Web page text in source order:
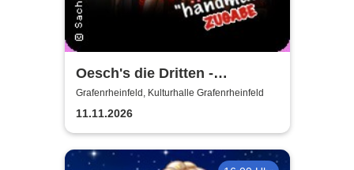
Oesch's die Dritten -
Händmade Tour 2025
Grafenrheinfeld, Kulturhalle Grafenrheinfeld
11.11.2026